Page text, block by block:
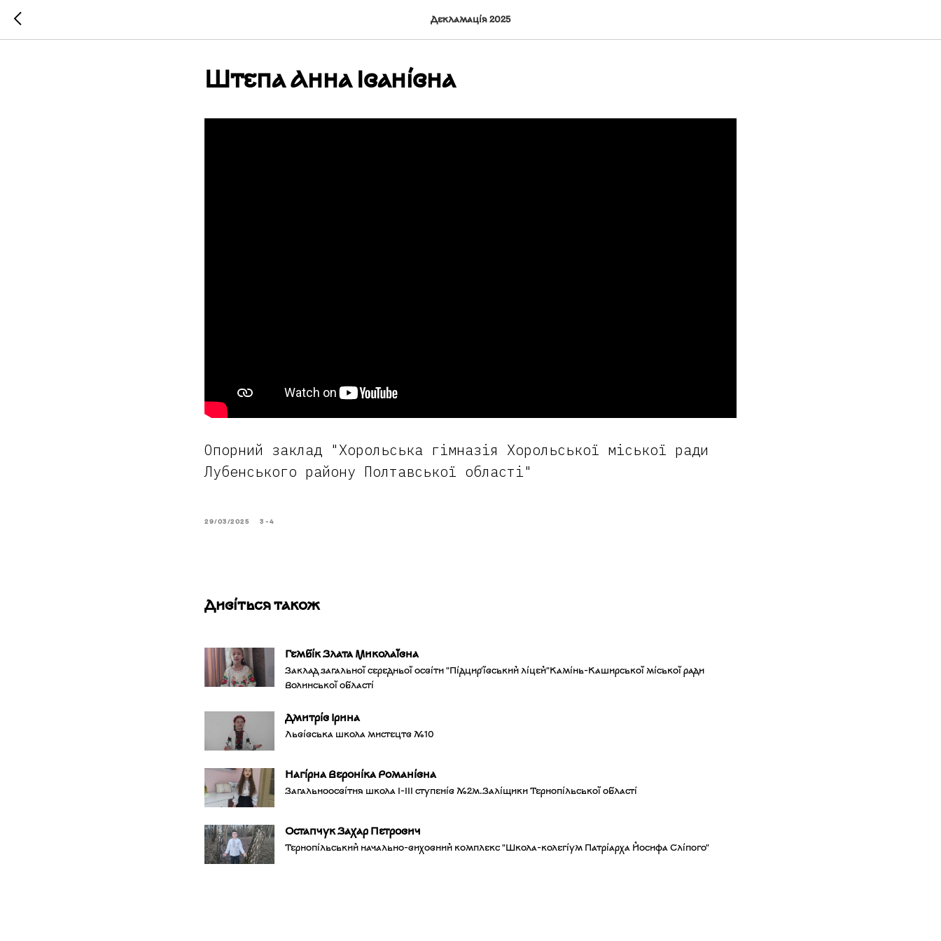
Декламація 2025
Штепа Анна Іванівна
Опорний заклад "Хорольська гімназія Хорольської міської ради
Лубенського району Полтавської області"
29/03/2025 3-4
Дивіться також
Гембік Злата Миколаївна
Заклад загальної середньої освіти "Підцир'ївський ліцей"Камінь-Каширської міської ради
Волинської області
Дмитрів Ірина
Львівська школа мистецтв №10
Нагірна Вероніка Романівна
Загальноосвітня школа І-ІІІ ступенів №2м.Заліщики Тернопільської області
Остапчук Захар Петрович
Тернопільський начально-виховний комплекс "Школа-колегіум Патріарха Йосифа Сліпого"